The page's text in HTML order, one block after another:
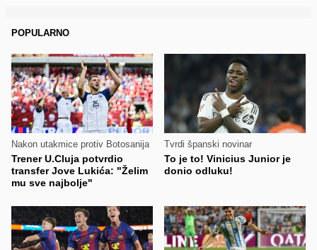
POPULARNO
Nakon utakmice protiv Botosanija
Trener U.Cluja potvrdio
transfer Jove Lukića: "Želim
mu sve najbolje"
Tvrdi španski novinar
To je to! Vinicius Junior je
donio odluku!